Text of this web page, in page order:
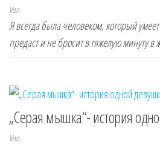
Von
Я всегда была человеком, который
предаст и не бросит в тяжелую минуту
„Серая мышка“- история
Von